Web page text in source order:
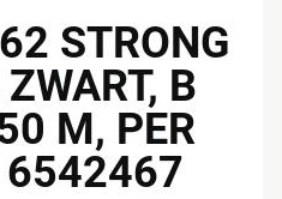
STRONG
B
M, PER
6542467